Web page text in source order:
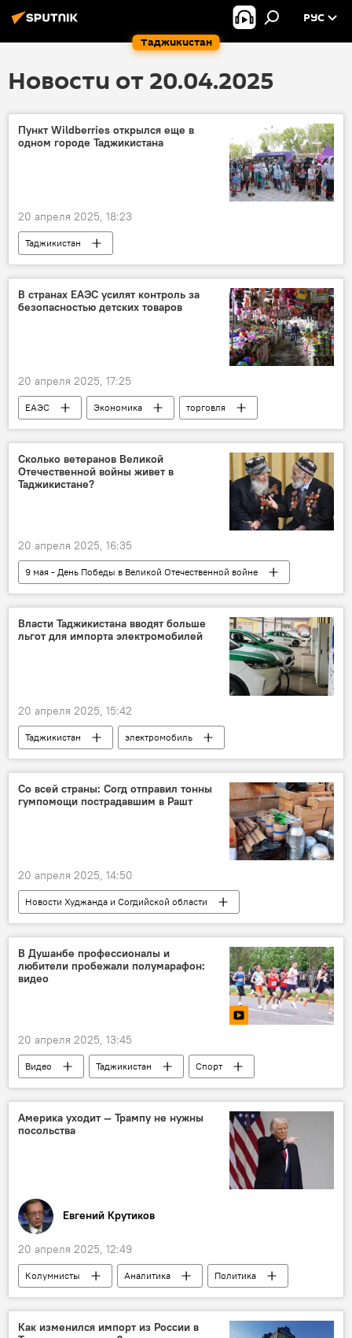
Таджикистан
РУС
Новости от 20.04.2025
Пункт Wildberries открылся еще в
одном городе Таджикистана
20 апреля 2025, 18:23
Таджикистан
Новости Худжанда и Согдийской области
торговля
Экономика Россия
В странах ЕАЭС усилят контроль за
безопасностью детских товаров
20 апреля 2025, 17:25
ЕАЭС Экономика торговля
Сколько ветеранов Великой
Отечественной войны живет в
Таджикистане?
20 апреля 2025, 16:35
9 мая - День Победы в Великой Отечественной войне
Великая Отечественная война (1941-1945)
Таджикистан
Общество
ветеран
81-летие Победы в Великой Отечественной войне
Власти Таджикистана вводят больше
льгот для импорта электромобилей
20 апреля 2025, 15:42
Таджикистан
электромобиль
Транспорт
Экономика
Со всей страны: Согд отправил тонны
гумпомощи пострадавшим в Рашт
20 апреля 2025, 14:50
Новости Худжанда и Согдийской области
Таджикистан
Происшествия, ЧП, криминал
Землетрясения в Таджикистане
землетрясение
В Душанбе профессионалы и
любители пробежали полумарафон:
видео
20 апреля 2025, 13:45
Видео Таджикистан
Спорт
Таджикистан: свежие новости спорта
Америка уходит — Трампу не нужны
посольства
Евгений Крутиков
20 апреля 2025, 12:49
Колумнисты Аналитика
Политика
Дональд Трамп
США Европа и ЕС
Как изменился импорт из России в